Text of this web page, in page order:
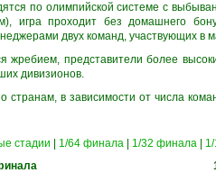
по олимпийской системе с
игра проходит без домашнего
двух команд, участвующих в
жребием, представители более
дивизионов.
странам, в зависимости от числа
стадии 1/64 финала| 1/32 финала|